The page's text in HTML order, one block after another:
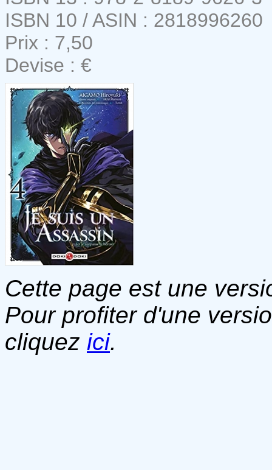
ISBN 10 / ASIN : 2818996260
Prix : 7,50
Devise : €
Cette page est une
Pour profiter d'une
cliquez ici.